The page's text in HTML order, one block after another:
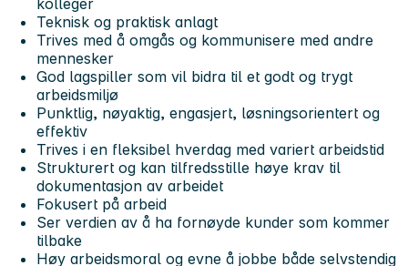
Teknisk og praktisk anlagt
Trives med å omgås og kommunisere med andre
mennesker
God lagspiller som vil bidra til et godt og trygt
arbeidsmiljø
Punktlig, nøyaktig, engasjert, løsningsorientert og
effektiv
Trives i en fleksibel hverdag med variert arbeidstid
Strukturert og kan tilfredsstille høye krav til
dokumentasjon av arbeidet
Fokusert på arbeid
Ser verdien av å ha fornøyde kunder som kommer
tilbake
Høy arbeidsmoral og evne å jobbe både selvstendig